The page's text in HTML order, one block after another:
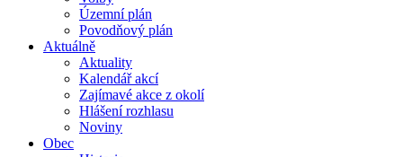
Územní plán
Povodňový plán
Aktuálně
Aktuality
Kalendář akcí
Zajímavé akce z okolí
Hlášení rozhlasu
Noviny
Obec